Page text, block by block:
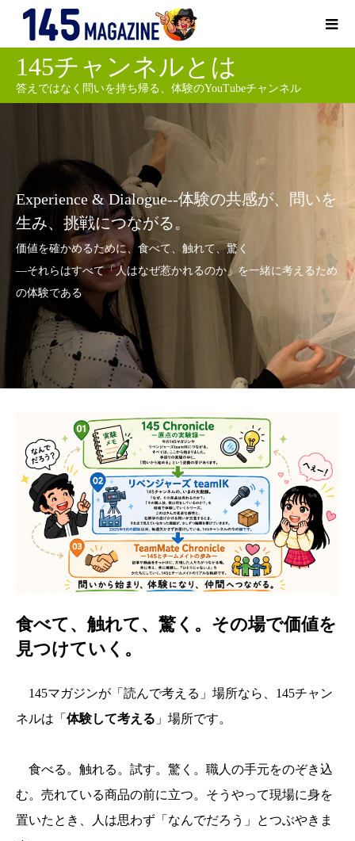
145チャンネルとは
答えではなく問いを持ち帰る、体験のYouTubeチャンネル
Experience & Dialogue--体験の共感が、問いを
生み、挑戦につながる。
価値を確かめるために、食べて、触れて、驚く
―それらはすべて「人はなぜ惹かれるのか」を一緒に考えるため
の体験である
食べて、触れて、驚く。その場で価値を
見つけていく。
145マガジンが「読んで考える」場所なら、145チャン
ネルは「 体験して考える 」場所です。
食べる。触れる。試す。驚く。職人の手元をのぞき込
む。売れている商品の前に立つ。そうやって現場に身を
置いたとき、人は思わず「なんでだろう」とつぶやきま